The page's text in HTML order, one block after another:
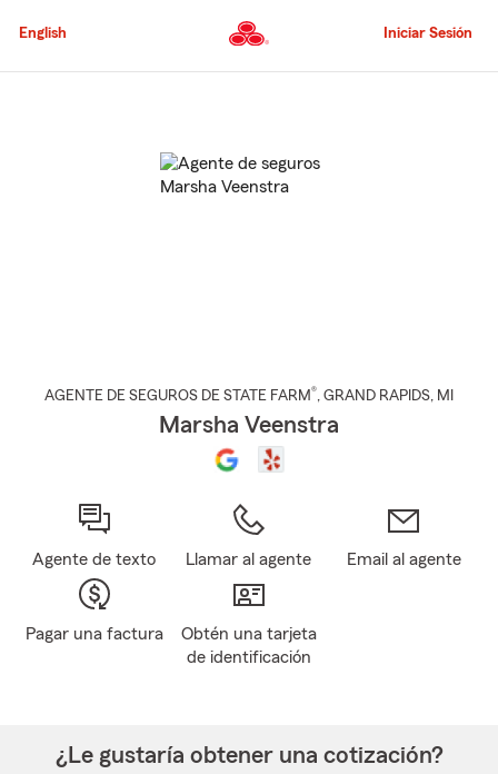
al
principal
English Iniciar Sesión
AGENTE DE SEGUROS DE STATE FARM®, GRAND RAPIDS, MI
Marsha Veenstra
Agente de texto Llamar al agente Email al agente
Pagar una factura
Obtén una tarjeta
de identificación
¿Le gustaría obtener una cotización?